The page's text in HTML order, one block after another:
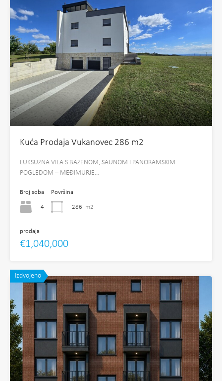
Kuća Prodaja Vukanovec 286 m2
LUKSUZNA VILA S BAZENOM, SAUNOM I PANORAMSKIM
POGLEDOM – MEĐIMURJE…
Broj soba
4
Površina
286 m2
prodaja
€1,040,000
Izdvojeno